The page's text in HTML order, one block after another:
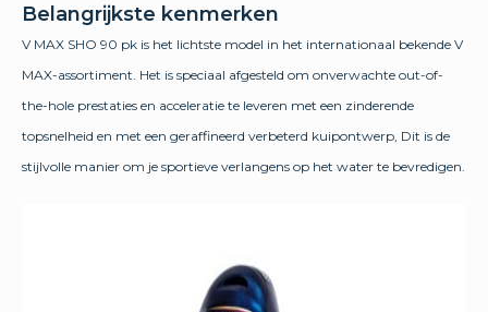
Belangrijkste kenmerken
V MAX SHO 90 pk is het lichtste model in het internationaal bekende V
MAX-assortiment. Het is speciaal afgesteld om onverwachte out-of-
the-hole prestaties en acceleratie te leveren met een zinderende
topsnelheid en met een geraffineerd verbeterd kuipontwerp, Dit is de
stijlvolle manier om je sportieve verlangens op het water te bevredigen.